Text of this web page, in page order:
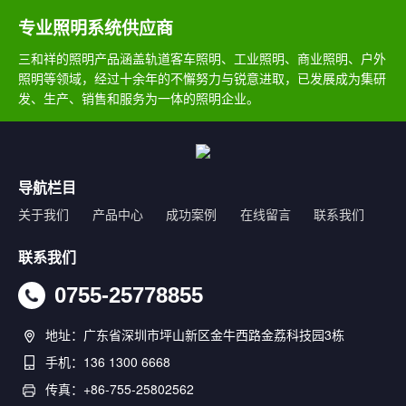
专业照明系统供应商
三和祥的照明产品涵盖轨道客车照明、工业照明、商业照明、户外
照明等领域，经过十余年的不懈努力与锐意进取，已发展成为集研
发、生产、销售和服务为一体的照明企业。
导航栏目
关于我们 产品中心 成功案例 在线留言 联系我们
联系我们
0755-25778855
地址：广东省深圳市坪山新区金牛西路金荔科技园3栋
手机：136 1300 6668
传真：+86-755-25802562